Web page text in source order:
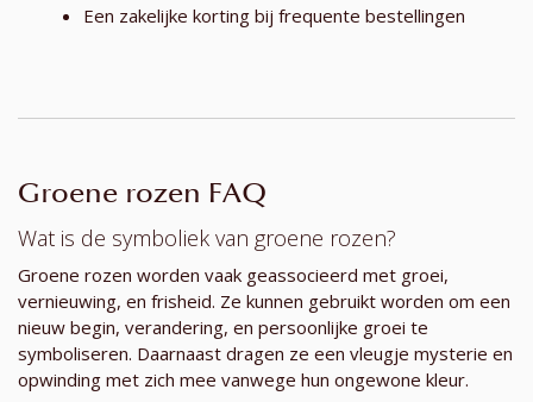
Een zakelijke korting bij frequente bestellingen
Groene rozen FAQ
Wat is de symboliek van groene rozen?
Groene rozen worden vaak geassocieerd met groei,
vernieuwing, en frisheid. Ze kunnen gebruikt worden om een
nieuw begin, verandering, en persoonlijke groei te
symboliseren. Daarnaast dragen ze een vleugje mysterie en
opwinding met zich mee vanwege hun ongewone kleur.